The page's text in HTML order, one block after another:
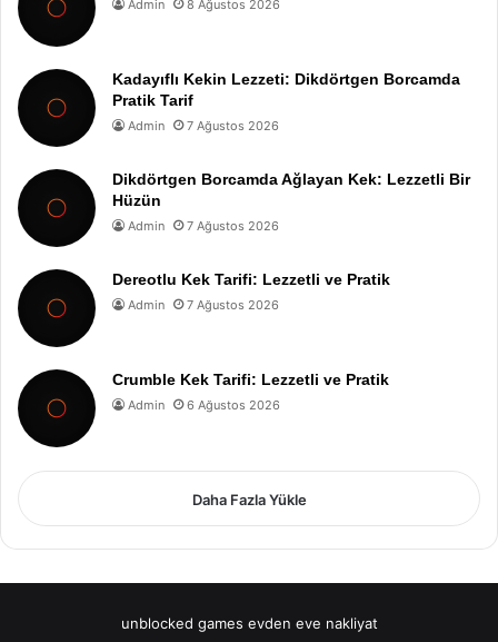
Admin 8 Ağustos 2026
Kadayıflı Kekin Lezzeti: Dikdörtgen Borcamda
Pratik Tarif
Admin 7 Ağustos 2026
Dikdörtgen Borcamda Ağlayan Kek: Lezzetli Bir
Hüzün
Admin 7 Ağustos 2026
Dereotlu Kek Tarifi: Lezzetli ve Pratik
Admin 7 Ağustos 2026
Crumble Kek Tarifi: Lezzetli ve Pratik
Admin 6 Ağustos 2026
Daha Fazla Yükle
unblocked games evden eve nakliyat